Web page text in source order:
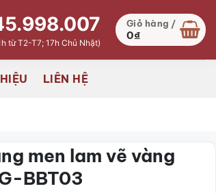
từ T2-T7; 17h Chủ Nhật)
Giỏ hàng /
0₫
LIÊN HỆ
men lam vẽ vàng
BBT03